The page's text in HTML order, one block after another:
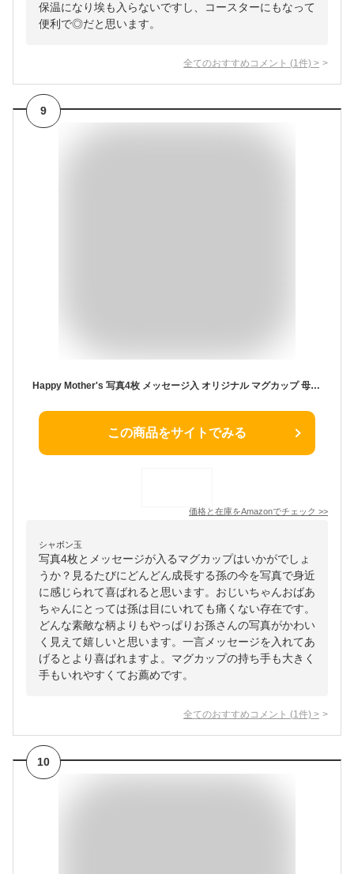
保温になり埃も入らないですし、コースターにもなって
便利で◎だと思います。
全てのおすすめコメント (1 件) >
9
Happy Mother's 写真4枚 メッセージ入 オリジナル マグカップ 母の日 プレゼント (メッセージ3)
この商品をサイトでみる
価格と在庫をAmazonでチェック >>
シャボン玉
写真4枚とメッセージが入るマグカップはいかがでしょ
うか？見るたびにどんどん成長する孫の今を写真で身近
に感じられて喜ばれると思います。おじいちゃんおばあ
ちゃんにとっては孫は目にいれても痛くない存在です。
どんな素敵な柄よりもやっぱりお孫さんの写真がかわい
く見えて嬉しいと思います。一言メッセージを入れてあ
げるとより喜ばれますよ。マグカップの持ち手も大きく
手もいれやすくてお薦めです。
全てのおすすめコメント (1 件) >
10